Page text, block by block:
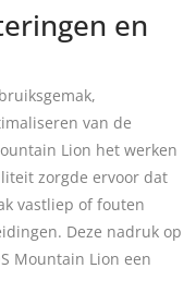
en
van de
Lion het werken
zorgde ervoor dat
vastliep of fouten
Deze nadruk op
Mountain Lion een